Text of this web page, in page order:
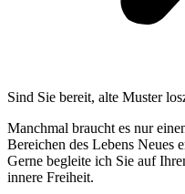
Sind Sie bereit, alte Muster
Manchmal braucht es nur
Bereichen des Lebens Neues
Gerne begleite ich Sie auf
innere Freiheit.